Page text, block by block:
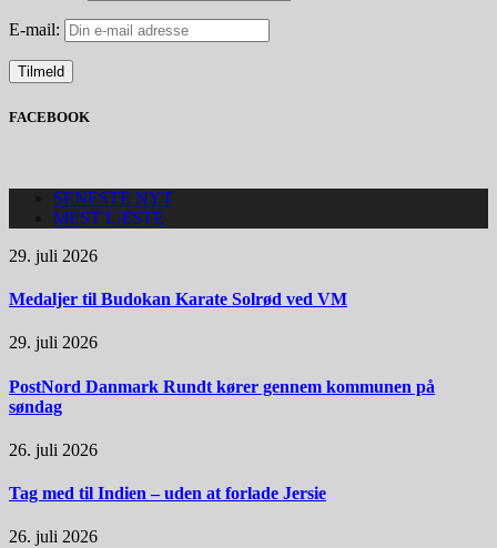
E-mail:
FACEBOOK
SENESTE NYT
MEST LÆSTE
29. juli 2026
Medaljer til Budokan Karate Solrød ved VM
29. juli 2026
PostNord Danmark Rundt kører gennem kommunen på
søndag
26. juli 2026
Tag med til Indien – uden at forlade Jersie
26. juli 2026